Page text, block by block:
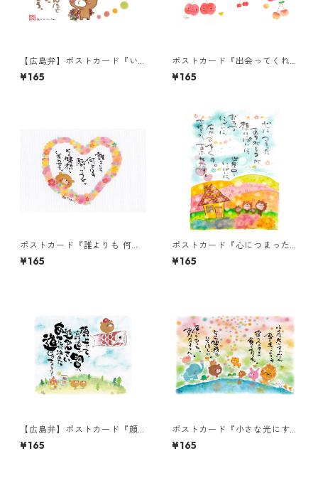
【広島弁】ポストカード『い
つもは恥ずかしゅーて』
¥165
ポストカード『出会ってくれ
て ありがとう。』
¥165
ポストカード『誰よりも 何よ
りも・・・』
¥165
ポストカード『心につまった
ありがとうが・・・』
¥165
【広島弁】ポストカード『顔
上げて、真っ直ぐ明日へ進み
んさい。・・・』
¥165
ポストカード『小さな光にす
ぎないが・・・』
¥165